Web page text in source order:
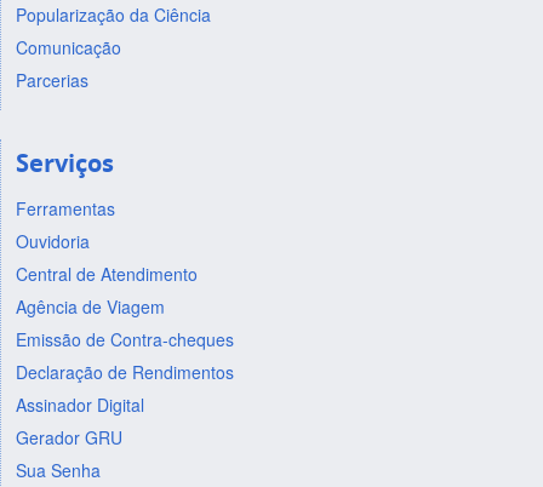
Popularização da Ciência
Comunicação
Parcerias
Serviços
Ferramentas
Ouvidoria
Central de Atendimento
Agência de Viagem
Emissão de Contra-cheques
Declaração de Rendimentos
Assinador Digital
Gerador GRU
Sua Senha